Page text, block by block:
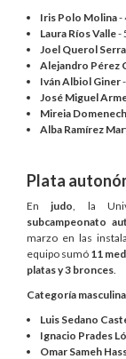
Iris Polo Molina-
Laura Ríos Valle-
Joel Querol
Alejandro Pérez
Iván Albiol Giner
José Miguel
Mireia
Alba Ramírez
Plata
Enjudo , la
subcampeonato
marzo en las
equipo sumó 11
platas y 3 bronces
Categoría masculina
Luis Sedano
Ignacio Prades
Omar Sameh